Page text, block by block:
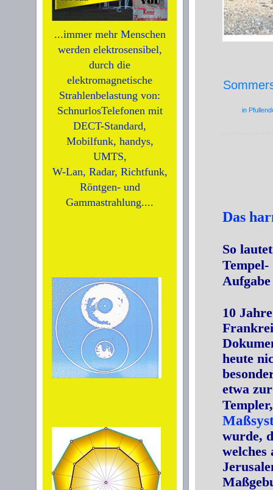
...immer mehr Menschen
werden elektrosensibel,
durch die
elektromagnetische
Strahlenbelastung von:
SchnurlosTelefonen mit
DECT-Standard,
Mobilfunk, handys,
UMTS,
W-Lan, Radar, Richtfunk,
Röntgen- und
Gammastrahlung....
in
Das
So
10
heute
etwa
wurde,
welches